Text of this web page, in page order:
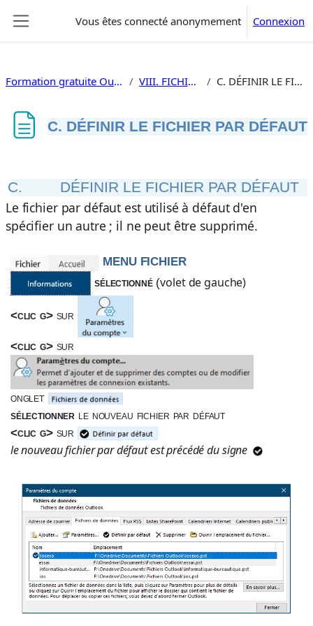
Vous êtes connecté anonymement Connexion
Formation gratuite Outlook 2019 utilisation VIII. FICHIERS OUTLOOK C. DÉFINIR LE FICHIER PAR DÉFAUT
C. DÉFINIR LE FICHIER PAR DÉFAUT
C. DÉFINIR LE FICHIER PAR DÉFAUT
Le fichier par défaut est utilisé à défaut d'en
spécifier un autre ; il ne peut être supprimé.
MENU FICHIER
sélectionné(volet de gauche)
<clic g>sur
<clic g>sur
onglet
sélectionner le nouveau fichier par défaut
<clic g>sur
le nouveau fichier par défaut est précédé du signe